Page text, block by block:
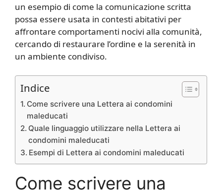
un esempio di come la comunicazione scritta
possa essere usata in contesti abitativi per
affrontare comportamenti nocivi alla comunità,
cercando di restaurare l’ordine e la serenità in
un ambiente condiviso.
Indice
Come scrivere una Lettera ai condomini
maleducati
Quale linguaggio utilizzare nella Lettera ai
condomini maleducati
Esempi di Lettera ai condomini maleducati
Come scrivere una